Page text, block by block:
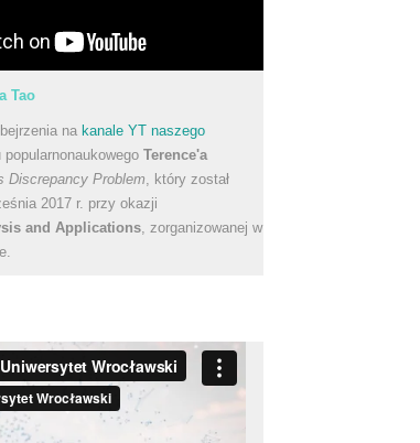
Tao
na kanale YT naszego
popularnonaukowego Terence'a
Discrepancy Problem , który został
2017 r. przy okazji
and Applications , zorganizowanej w